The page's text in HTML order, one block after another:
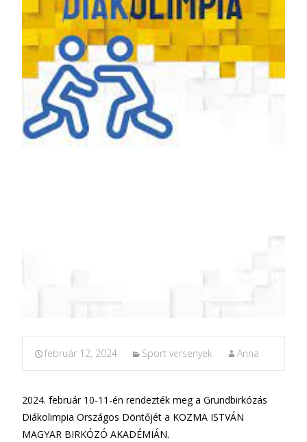
február 12, 2024 Sport versenyek Anna
2024. február 10-11-én rendezték meg a Grundbirkózás
Diákolimpia Országos Döntőjét a KOZMA ISTVÁN
MAGYAR BIRKÓZÓ AKADÉMIÁN.